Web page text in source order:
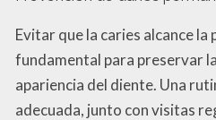
Evitar que la caries alcance la
fundamental para preservar
apariencia del diente. Una
adecuada, junto con visitas